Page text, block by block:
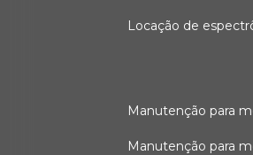
locação de
manutenção para
manutenção para